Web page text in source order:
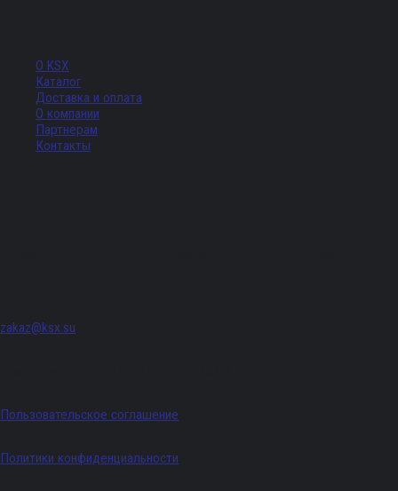
О KSX
Каталог
Доставка и оплата
О компании
Партнерам
Контакты
zakaz@ksx.su
Пользовательское соглашение
Политики конфиденциальности